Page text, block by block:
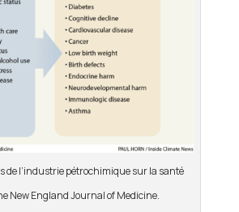
de l’industrie pétrochimique sur la santé
New England Journal of Medicine.